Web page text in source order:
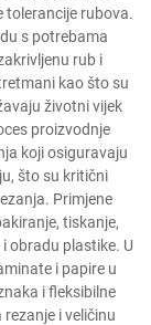
tolerancije rubova.
s potrebama
rub i
kao što su
životni vijek
proizvodnje
koji osiguravaju
što su kritični
Primjene
tiskanje,
obradu plastike. U
i papire u
i fleksibilne
i veličinu